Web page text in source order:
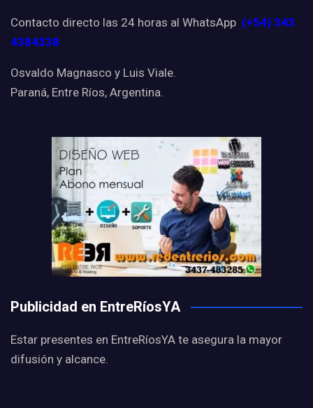
Contacto directo las 24 horas al WhatsApp (+54) 343
4384338
Osvaldo Magnasco y Luis Viale.
Paraná, Entre Ríos, Argentina.
Publicidad en EntreRíosYA
Estar presentes en EntreRíosYA te asegura la mayor
difusión y alcance.